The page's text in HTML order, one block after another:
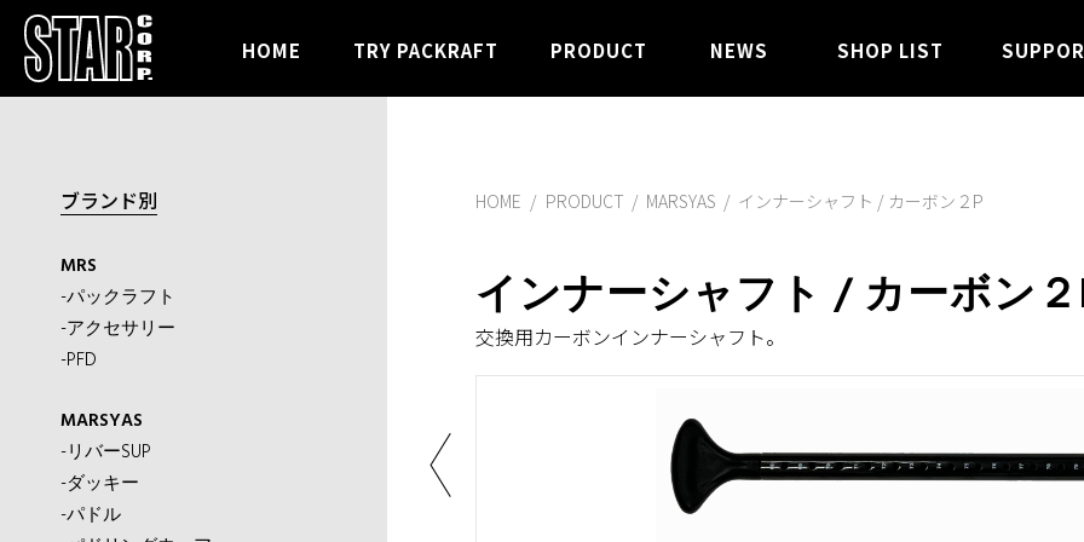
HOME TRY PACKRAFT PRODUCT NEWS SHOP LIST
ブランド別
MRS
-パックラフト
-アクセサリー
-PFD
MARSYAS
-リバーSUP
-ダッキー
-パドル
HOME PRODUCT / MARSYAS / インナーシャフト / カーボン２P
インナーシャフト / カーボン
交換用カーボンインナーシャフト。